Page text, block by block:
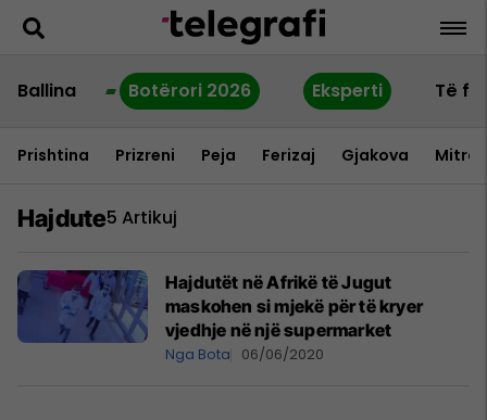
Ballina Botërori 2026 Eksperti Të
Prishtina Prizreni Peja Ferizaj Gjakova
Hajdute5 Artikuj
Hajdutët në Afrikë të Jugut
maskohen si mjekë për të kryer
vjedhje në një supermarket
Nga Bota 06/06/2020